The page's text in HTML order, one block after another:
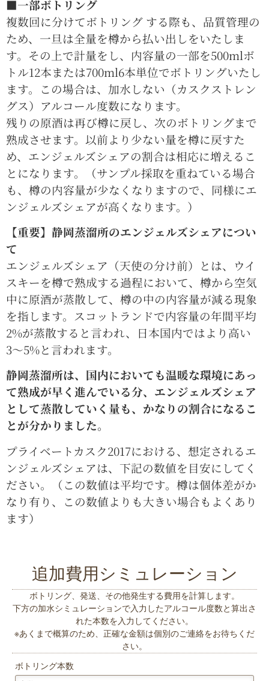
■一部ボトリング
複数回に分けてボトリング する際も、品質管理の
ため、一旦は全量を樽から払い出しをいたしま
す。その上で計量をし、内容量の一部を500mlボ
トル12本または700ml6本単位でボトリングいたし
ます。この場合は、加水しない（カスクストレン
グス）アルコール度数になります。
残りの原酒は再び樽に戻し、次のボトリングまで
熟成させます。以前より少ない量を樽に戻すた
め、エンジェルズシェアの割合は相応に増えるこ
とになります。（サンプル採取を重ねている場合
も、樽の内容量が少なくなりますので、同様にエ
ンジェルズシェアが高くなります。）
【重要】静岡蒸溜所のエンジェルズシェアについ
て
エンジェルズシェア（天使の分け前）とは、ウイ
スキーを樽で熟成する過程において、樽から空気
中に原酒が蒸散して、樽の中の内容量が減る現象
を指します。スコットランドで内容量の年間平均
2%が蒸散すると言われ、日本国内ではより高い
3〜5%と言われます。
静岡蒸溜所は、国内においても温暖な環境にあっ
て熟成が早く進んでいる分、エンジェルズシェア
として蒸散していく量も、かなりの割合になるこ
とが分かりました。
プライベートカスク2017における、想定されるエ
ンジェルズシェアは、下記の数値を目安にしてく
ださい。（この数値は平均です。樽は個体差がか
なり有り、この数値よりも大きい場合もよくあり
ます）
追加費用シミュレーション
ボトリング、発送、その他発生する費用を計算します。
下方の加水シミュレーションで入力したアルコール度数と算出さ
れた本数を入力してください。
※あくまで概算のため、正確な金額は個別のご連絡をお待ちくだ
さい。
ボトリング本数